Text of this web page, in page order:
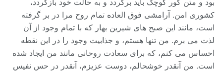
کشوری امن. آرامشی فوق العاده تمام روح مرا در بر گرفته
است، مانند این صبح های شیرین بهار که با تمام وجود از آن
لذت می برم. من تنها هستم، و جذابیت وجود را در این نقطه
احساس می کنم، که برای سعادت روحانی مانند من ایجاد شده
است. من آنقدر خوشحالم، دوست عزیزم، آنقدر در حس نفیس